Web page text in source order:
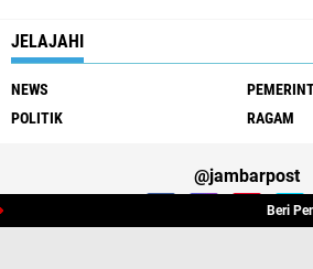
JELAJAHI
NEWS
POLITIK
RAGAM
@jambarpost
Beri